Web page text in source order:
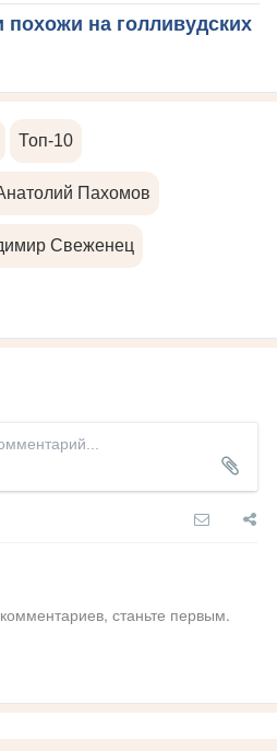
похожи на голливудских
Топ-10
Пахомов
Свеженец
станьте первым.